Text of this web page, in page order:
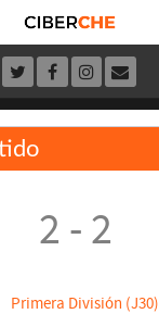
2 - 2
Primera División (J30)